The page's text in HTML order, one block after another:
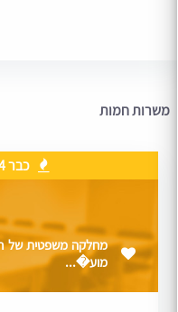
משרות חמות
כבר 4
מחלקה משפטית של
מוע�...